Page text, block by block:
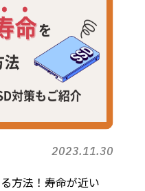
2023.11.30
方法！寿命が近い